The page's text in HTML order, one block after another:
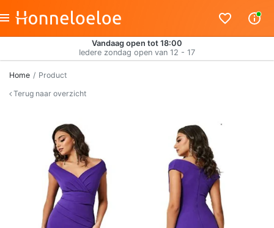
Vandaag open tot 18:00
Iedere zondag open van 12 - 17
Home
Product
Terug naar overzicht